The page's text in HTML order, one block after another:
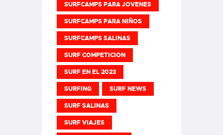
SURFCAMPS PARA JOVENES
SURFCAMPS PARA NIÑOS
SURFCAMPS SALINAS
SURF COMPETICION
SURF EN EL 2023
SURFING SURF NEWS
SURF SALINAS
SURF VIAJES